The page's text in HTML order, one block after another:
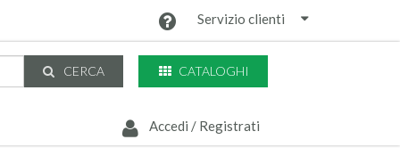
Servizio clienti
CERCA CATALOGHI
Accedi / Registrati